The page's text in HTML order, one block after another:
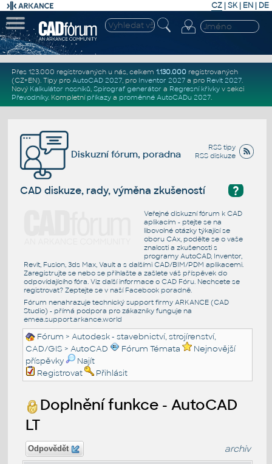
CZ | SK| EN | DE
Přes 123.000 registrovaných u nás, celkem 1.130.000registrovaných
(CZ+EN). Tipy pro AutoCAD 2027, pro Inventor 2027a pro Revit 2027.
Nový Kalkulátor nosníků, Spirograf generátor a Regresní křivkyv sekci
Převodníky. Kompletní příkazya proměnné AutoCADu 2027.
RSS tipy
RSS diskuze
Diskuzní fórum, poradna
?
CAD diskuze, rady, výměna zkušeností
Veřejné diskuzní fórum k CAD
aplikacím - ptejte se na
libovolné otázky týkající se
oboru CAx, podělte se o vaše
znalosti a zkušenosti s
programy AutoCAD, Inventor,
Revit, Fusion, 3ds Max, Vault a s dalšími CAD/BIM/PDM aplikacemi.
Zaregistrujte se nebo se přihlašte a zašlete váš příspěvek do
odpovídajícího fóra. Viz další informace o CAD Fóru. Nechcete se
registrovat? Zeptejte se v naší Facebook poradně.
Fórum nenahrazuje technický support firmy ARKANCE (CAD
Studio) - přímá podpora pro zákazníky funguje na
emea.support.arkance.world
Fórum >Autodesk - stavebnictví, strojírenství,
CAD/GIS >AutoCAD Fórum Témata
Nejnovější
příspěvky
Najít
Registrovat
Přihlásit
Doplnění funkce - AutoCAD
LT
Odpovědět archiv